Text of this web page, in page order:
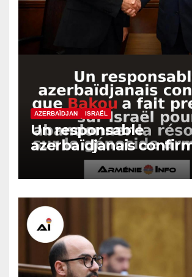
AZERBAÏDJAN ISRAËL
Un responsable
azerbaïdjanais
Bakou a fait pression
Israël pour
arménien